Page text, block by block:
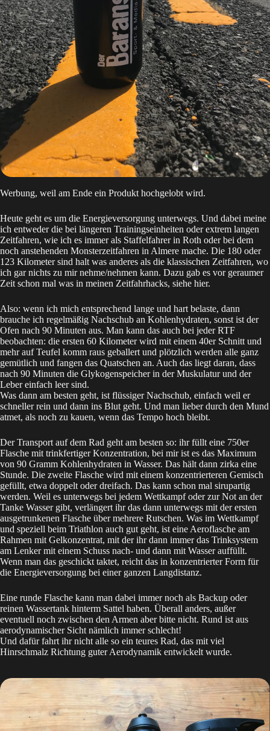
Werbung, weil am Ende ein Produkt hochgelobt wird.
Heute geht es um die Energieversorgung unterwegs. Und dabei meine
ich entweder die bei längeren Trainingseinheiten oder extrem langen
Zeitfahren, wie ich es immer als Staffelfahrer in Roth oder bei dem
noch anstehenden Monsterzeitfahren in Almere mache. Die 180 oder
123 Kilometer sind halt was anderes als die klassischen Zeitfahren, wo
ich gar nichts zu mir nehme/nehmen kann. Dazu gab es vor geraumer
Zeit schon mal was in meinen Zeitfahrhacks, siehe hier.
Also: wenn ich mich entsprechend lange und hart belaste, dann
brauche ich regelmäßig Nachschub an Kohlenhydraten, sonst ist der
Ofen nach 90 Minuten aus. Man kann das auch bei jeder RTF
beobachten: die ersten 60 Kilometer wird mit einem 40er Schnitt und
mehr auf Teufel komm raus geballert und plötzlich werden alle ganz
gemütlich und fangen das Quatschen an. Auch das liegt daran, dass
nach 90 Minuten die Glykogenspeicher in der Muskulatur und der
Leber einfach leer sind.
Was dann am besten geht, ist flüssiger Nachschub, einfach weil er
schneller rein und dann ins Blut geht. Und man lieber durch den Mund
atmet, als noch zu kauen, wenn das Tempo hoch bleibt.
Der Transport auf dem Rad geht am besten so: ihr füllt eine 750er
Flasche mit trinkfertiger Konzentration, bei mir ist es das Maximum
von 90 Gramm Kohlenhydraten in Wasser. Das hält dann zirka eine
Stunde. Die zweite Flasche wird mit einem konzentrierteren Gemisch
gefüllt, etwa doppelt oder dreifach. Das kann schon mal sirupartig
werden. Weil es unterwegs bei jedem Wettkampf oder zur Not an der
Tanke Wasser gibt, verlängert ihr das dann unterwegs mit der ersten
ausgetrunkenen Flasche über mehrere Rutschen. Was im Wettkampf
und speziell beim Triathlon auch gut geht, ist eine Aeroflasche am
Rahmen mit Gelkonzentrat, mit der ihr dann immer das Trinksystem
am Lenker mit einem Schuss nach- und dann mit Wasser auffüllt.
Wenn man das geschickt taktet, reicht das in konzentrierter Form für
die Energieversorgung bei einer ganzen Langdistanz.
Eine runde Flasche kann man dabei immer noch als Backup oder
reinen Wassertank hinterm Sattel haben. Überall anders, außer
eventuell noch zwischen den Armen aber bitte nicht. Rund ist aus
aerodynamischer Sicht nämlich immer schlecht!
Und dafür fahrt ihr nicht alle so ein teures Rad, das mit viel
Hinrschmalz Richtung guter Aerodynamik entwickelt wurde.